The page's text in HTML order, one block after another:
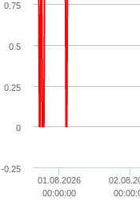
01.08.2026
00:00:00
-0.25
0
0.25
0.5
0.75